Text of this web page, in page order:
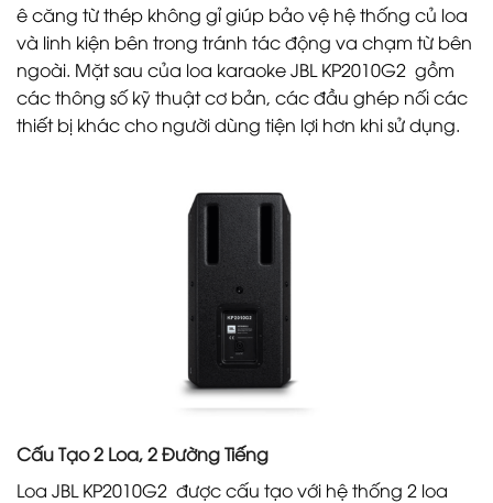
ê căng từ thép không gỉ giúp bảo vệ hệ thống củ loa
và linh kiện bên trong tránh tác động va chạm từ bên
ngoài. Mặt sau của loa karaoke JBL KP2010G2 gồm
các thông số kỹ thuật cơ bản, các đầu ghép nối các
thiết bị khác cho người dùng tiện lợi hơn khi sử dụng.
Cấu Tạo 2 Loa, 2 Đường Tiếng
Loa JBL KP2010G2 được cấu tạo với hệ thống 2 loa